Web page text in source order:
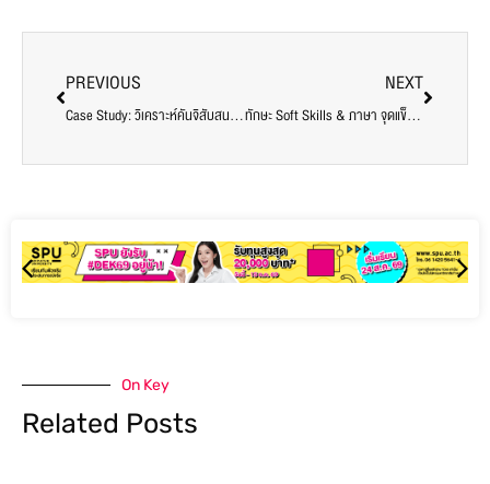
PREVIOUS
Case Study: วิเคราะห์คันจิสับสนในชีวิตประจำวันของนักศึกษาศิลปศาสตร์ ม.ศรีปทุม
NEXT
ทักษะ Soft Skills & ภาษา จุดแข็งเด็กศิลปศาสตร์ SPU สู่สายอาชีพยุคใหม่
On Key
Related Posts